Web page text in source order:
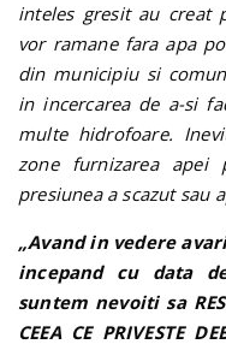
inteles gresit au creat
vor ramane fara apa
din municipiu si
in incercarea de a-si
multe hidrofoare.
zone furnizarea
presiunea a scazut sau
„Avand in vedere
incepand cu data
suntem nevoiti sa
CEEA CE PRIVESTE